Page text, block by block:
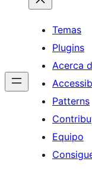
Temas
Plugins
Acerca
Patterns
Equipo